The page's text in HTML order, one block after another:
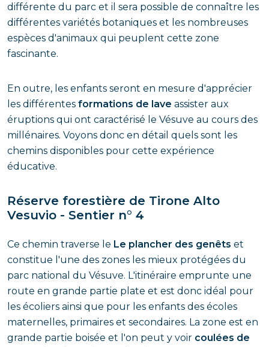
différente du parc et il sera possible de connaître les
différentes variétés botaniques et les nombreuses
espèces d'animaux qui peuplent cette zone
fascinante.
En outre, les enfants seront en mesure d'apprécier
les différentes formations de lave assister aux
éruptions qui ont caractérisé le Vésuve au cours des
millénaires. Voyons donc en détail quels sont les
chemins disponibles pour cette expérience
éducative.
Réserve forestière de Tirone Alto
Vesuvio - Sentier n° 4
Ce chemin traverse le Le plancher des genêts et
constitue l'une des zones les mieux protégées du
parc national du Vésuve. L'itinéraire emprunte une
route en grande partie plate et est donc idéal pour
les écoliers ainsi que pour les enfants des écoles
maternelles, primaires et secondaires. La zone est en
grande partie boisée et l'on peut y voir coulées de